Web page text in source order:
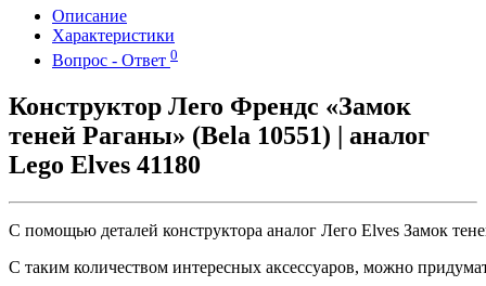
Описание
Характеристики
Вопрос - Ответ 0
Конструктор Лего Френдс «Замок
теней Раганы» (Bela 10551) | аналог
Lego Elves 41180
С помощью деталей конструктора аналог Лего Elves Замок
С таким количеством интересных аксессуаров, можно